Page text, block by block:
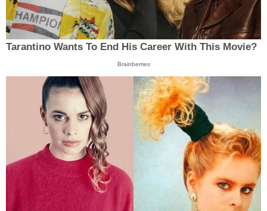
Tarantino Wants To End His Career With This Movie?
Brainberries